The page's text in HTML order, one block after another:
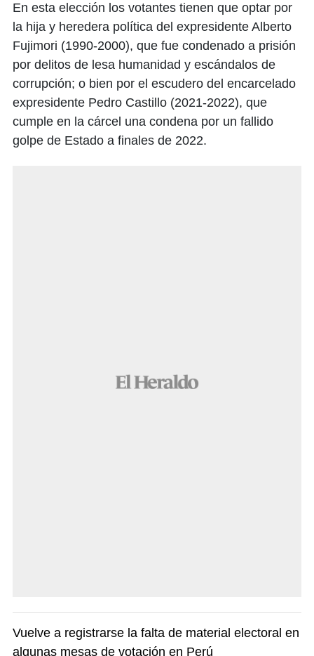
En esta elección los votantes tienen que optar por
la hija y heredera política del expresidente Alberto
Fujimori (1990-2000), que fue condenado a prisión
por delitos de lesa humanidad y escándalos de
corrupción; o bien por el escudero del encarcelado
expresidente Pedro Castillo (2021-2022), que
cumple en la cárcel una condena por un fallido
golpe de Estado a finales de 2022.
Vuelve a registrarse la falta de material electoral en
algunas mesas de votación en Perú